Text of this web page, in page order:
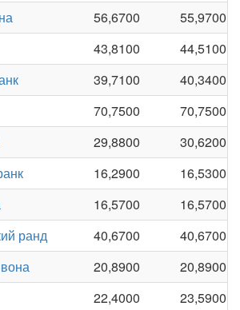
56,6700
55,9700
43,8100
44,5100
39,7100
40,3400
70,7500
70,7500
29,8800
30,6200
16,2900
16,5300
16,5700
16,5700
ранд
40,6700
40,6700
20,8900
20,8900
22,4000 23,5900